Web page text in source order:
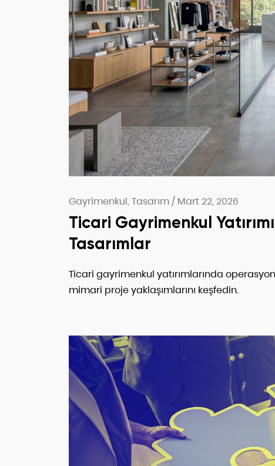
Gayrimenkul, Tasarım/ Mart 22, 2026
Ticari Gayrimenkul
Tasarımlar
Ticari gayrimenkul yatırımlarında
mimari proje yaklaşımlarını keşfedin.